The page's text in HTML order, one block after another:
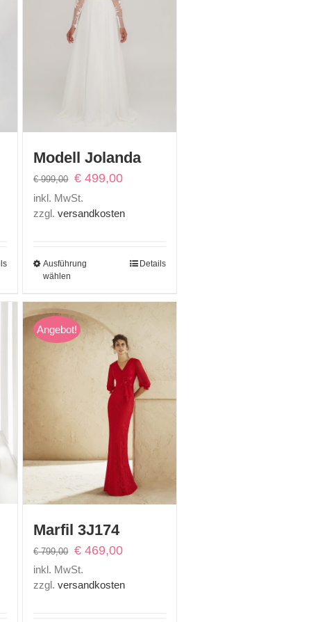
Modell Jolanda
€999,00 Ursprünglicher
€ 499,00Aktueller
inkl. MwSt.
zzgl.versandkosten
Ausführung
wählen
Details
Angebot!
Marfil 3J174
€799,00 Ursprünglicher
Preis
war:
€ 469,00Aktueller
inkl. MwSt.
zzgl.versandkosten